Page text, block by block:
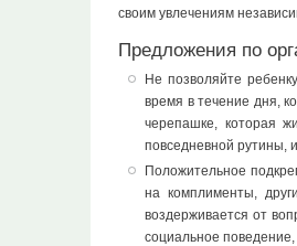
своим увлечениям
Предложения по
Не позволяйте
время в течение дня,
черепашке, которая
повседневной рутины,
Положительное
на комплименты,
воздерживается от
социальное